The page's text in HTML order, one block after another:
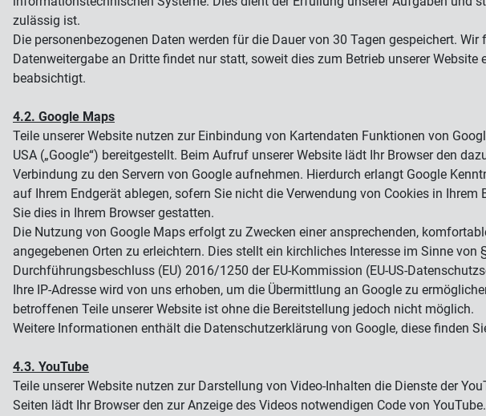
zulässig ist.
Die personenbezogenen Daten werden für die Dauer von 30 Tagen gespeichert.
Datenweitergabe an Dritte findet nur statt, soweit dies zum Betrieb unserer
beabsichtigt.
4.2. Google Maps
Teile unserer Website nutzen zur Einbindung von Kartendaten Funktionen von
USA („Google“) bereitgestellt. Beim Aufruf unserer Website lädt Ihr Browser den
Verbindung zu den Servern von Google aufnehmen. Hierdurch erlangt Google
auf Ihrem Endgerät ablegen, sofern Sie nicht die Verwendung von Cookies in
Sie dies in Ihrem Browser gestatten.
Die Nutzung von Google Maps erfolgt zu Zwecken einer ansprechenden,
angegebenen Orten zu erleichtern. Dies stellt ein kirchliches Interesse im Sinne
Durchführungsbeschluss (EU) 2016/1250 der EU-Kommission (EU-US-
Ihre IP-Adresse wird von uns erhoben, um die Übermittlung an Google zu
betroffenen Teile unserer Website ist ohne die Bereitstellung jedoch nicht möglich.
Weitere Informationen enthält die Datenschutzerklärung von Google, diese finden
4.3. YouTube
Teile unserer Website nutzen zur Darstellung von Video-Inhalten die Dienste der
Seiten lädt Ihr Browser den zur Anzeige des Videos notwendigen Code von